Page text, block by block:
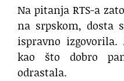
Na pitanja RTS-a
na srpskom, dosta
ispravno
kao što dobro
odrastala.